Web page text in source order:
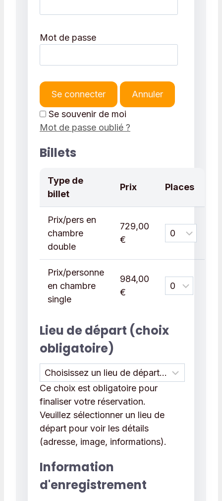
Mot de passe
Se connecter
Annuler
Se souvenir de moi
Mot de passe oublié ?
Billets
Type de
billet
Prix Places
Prix/pers en
chambre
double
729,00
€
Prix/personne
en chambre
single
984,00
€
Lieu de départ (choix
obligatoire)
Ce choix est obligatoire pour
finaliser votre réservation.
Veuillez sélectionner un lieu de
départ pour voir les détails
(adresse, image, informations).
Information
d'enregistrement